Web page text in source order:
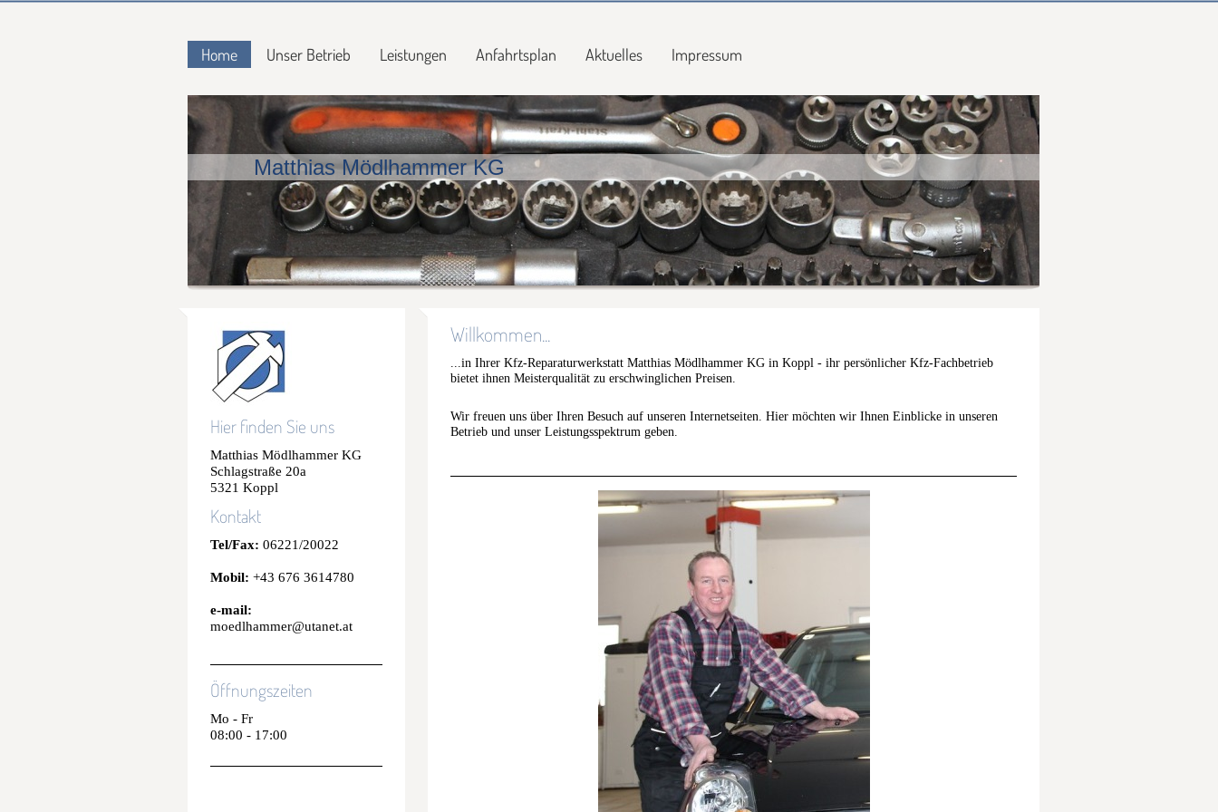
Home Unser Betrieb Leistungen Anfahrtsplan Aktuelles Impressum
Matthias Mödlhammer KG
Hier finden Sie uns
Matthias Mödlhammer KG
Schlagstraße 20a
5321 Koppl
Kontakt
Tel/Fax: 06221/20022
Mobil: +43 676 3614780
e-mail:
moedlhammer@utanet.at
Öffnungszeiten
Mo - Fr
08:00 - 17:00
Willkommen...
...in Ihrer Kfz-Reparaturwerkstatt Matthias Mödlhammer KG in Koppl - ihr persönlicher Kfz-Fachbetrieb
bietet ihnen Meisterqualität zu erschwinglichen Preisen .
Wir freuen uns über Ihren Besuch auf unseren Internetseiten. Hier möchten wir Ihnen Einblicke in unseren
Betrieb und unser Leistungsspektrum geben.